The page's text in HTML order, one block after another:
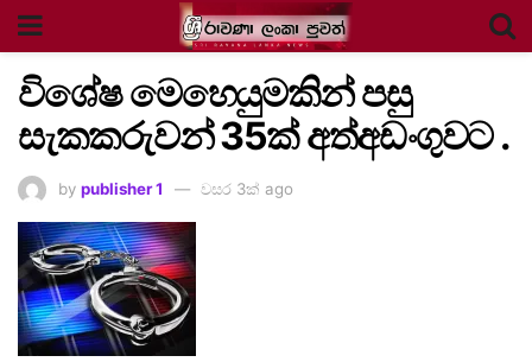
විශේෂ මෙහෙයුමකින් පසු
සැකකරුවන් 35ක් අත්අඩංගුවට .
by publisher 1 වසර 3ක් ago